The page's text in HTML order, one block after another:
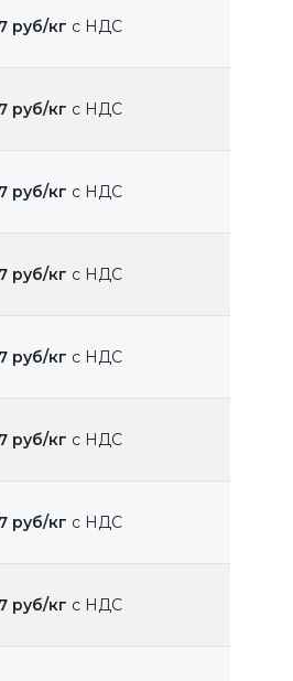
руб/кг с НДС
руб/кг с НДС
руб/кг с НДС
руб/кг с НДС
руб/кг с НДС
руб/кг с НДС
руб/кг с НДС
руб/кг с НДС